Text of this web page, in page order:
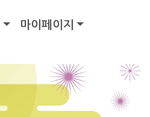
마이페이지